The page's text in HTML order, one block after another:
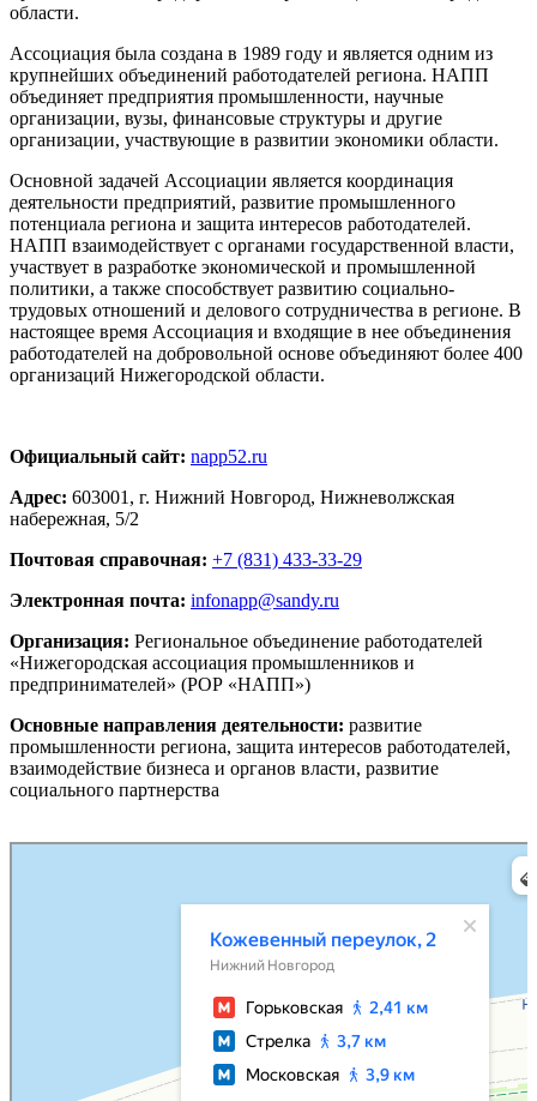
области.
Ассоциация была создана в 1989 году и является одним из
крупнейших объединений работодателей региона. НАПП
объединяет предприятия промышленности, научные
организации, вузы, финансовые структуры и другие
организации, участвующие в развитии экономики области.
Основной задачей Ассоциации является координация
деятельности предприятий, развитие промышленного
потенциала региона и защита интересов работодателей.
НАПП взаимодействует с органами государственной власти,
участвует в разработке экономической и промышленной
политики, а также способствует развитию социально-
трудовых отношений и делового сотрудничества в регионе. В
настоящее время Ассоциация и входящие в нее объединения
работодателей на добровольной основе объединяют более 400
организаций Нижегородской области.
Официальный сайт: napp52.ru
Адрес: 603001, г. Нижний Новгород, Нижневолжская
набережная, 5/2
Почтовая справочная: +7 (831) 433-33-29
Электронная почта: infonapp@sandy.ru
Организация: Региональное объединение работодателей
«Нижегородская ассоциация промышленников и
предпринимателей» (РОР «НАПП»)
Основные направления деятельности: развитие
промышленности региона, защита интересов работодателей,
взаимодействие бизнеса и органов власти, развитие
социального партнерства